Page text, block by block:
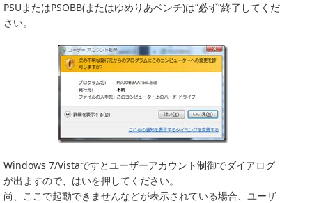
PSUまたはPSOBB(またはゆめりあベンチ)は”必ず”終了してくだ
さい。
Windows 7/Vistaですとユーザーアカウント制御でダイアログ
が出ますので、はいを押してください。
尚、ここで起動できませんなどが表示されている場合、ユーザ